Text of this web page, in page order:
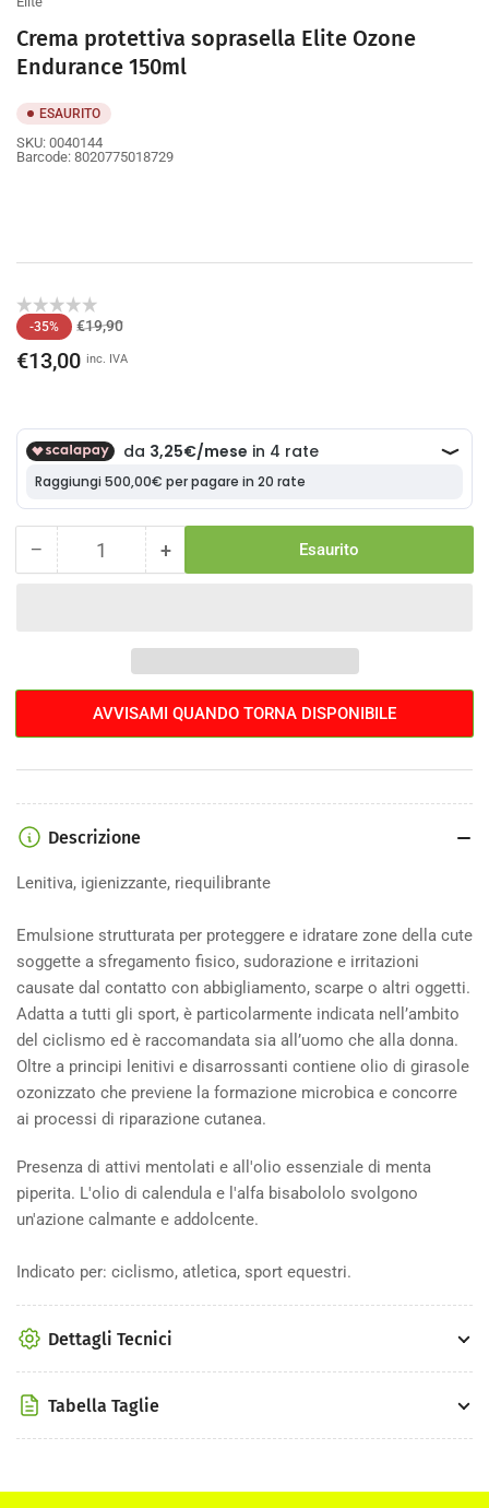
Crema protettiva soprasella Elite Ozone
Endurance 150ml
ESAURITO
SKU: 0040144
Barcode: 8020775018729
Prezzo
di
listino
-35% €19,90Prezzo
scontato
€13,00 inc. IVA
− Diminuisci
soprasella
Ozone
Endurance
Quantità +Aumenta
Crema
protettiva
soprasella
Elite
Ozone
Endurance
Esaurito
AVVISAMI QUANDO TORNA DISPONIBILE
Descrizione
Lenitiva, igienizzante, riequilibrante
Emulsione strutturata per proteggere e idratare zone della cute
soggette a sfregamento fisico, sudorazione e irritazioni
causate dal contatto con abbigliamento, scarpe o altri oggetti.
Adatta a tutti gli sport, è particolarmente indicata nell’ambito
del ciclismo ed è raccomandata sia all’uomo che alla donna.
Oltre a principi lenitivi e disarrossanti contiene olio di girasole
ozonizzato che previene la formazione microbica e concorre
ai processi di riparazione cutanea.
Presenza di attivi mentolati e all'olio essenziale di menta
piperita. L'olio di calendula e l'alfa bisabololo svolgono
un'azione calmante e addolcente.
Indicato per: ciclismo, atletica, sport equestri.
Dettagli Tecnici
Tabella Taglie